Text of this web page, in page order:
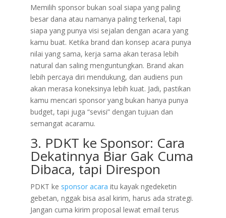
Memilih sponsor bukan soal siapa yang paling
besar dana atau namanya paling terkenal, tapi
siapa yang punya visi sejalan dengan acara yang
kamu buat. Ketika brand dan konsep acara punya
nilai yang sama, kerja sama akan terasa lebih
natural dan saling menguntungkan. Brand akan
lebih percaya diri mendukung, dan audiens pun
akan merasa koneksinya lebih kuat. Jadi, pastikan
kamu mencari sponsor yang bukan hanya punya
budget, tapi juga “sevisi” dengan tujuan dan
semangat acaramu.
3. PDKT ke Sponsor: Cara
Dekatinnya Biar Gak Cuma
Dibaca, tapi Direspon
PDKT ke sponsor acara itu kayak ngedeketin
gebetan, nggak bisa asal kirim, harus ada strategi.
Jangan cuma kirim proposal lewat email terus